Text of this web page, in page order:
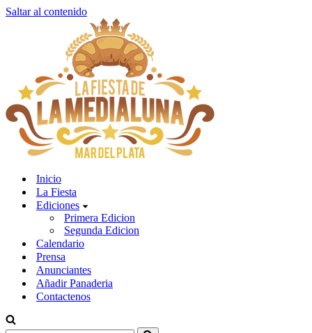
Saltar al contenido
Inicio
La Fiesta
Ediciones
Primera Edicion
Segunda Edicion
Calendario
Prensa
Anunciantes
Añadir Panaderia
Contactenos